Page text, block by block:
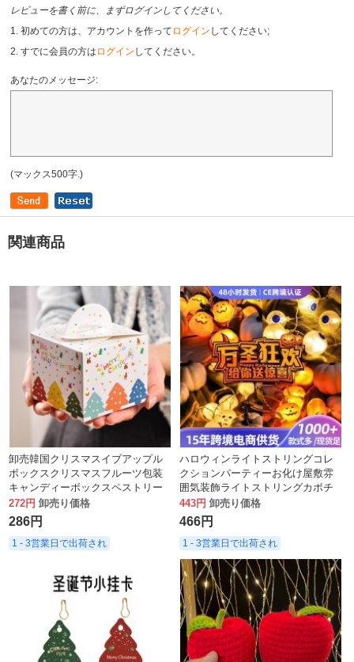
レビューを書く前に、まずログインしてください。
1. 初めての方は、アカウントを作って ログイン してください;
2. すでに会員の方は ログイン してください。
あなたのメッセージ:
(マックス500字.)
関連商品
卸売韓国クリスマスイブアップル
ボックスクリスマスフルーツ包装
キャンディーボックスペストリー
ボックスジンジャーブレッドボッ
クス
272円 卸売り価格
286円
1 - 3営業日で出荷され
ハロウィンライトストリングコレ
クションパーティーお化け屋敷雰
囲気装飾ライトストリングカボチ
ャランタンスカルペンダントホリ
デーライトストリング
443円 卸売り価格
466円
1 - 3営業日で出荷され